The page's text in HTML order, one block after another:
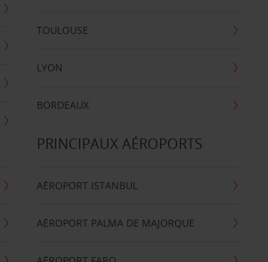
TOULOUSE
LYON
BORDEAUX
PRINCIPAUX AÉROPORTS
AÉROPORT ISTANBUL
AÉROPORT PALMA DE MAJORQUE